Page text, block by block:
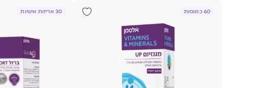
60 כמוסות 30 אריזות אישיות